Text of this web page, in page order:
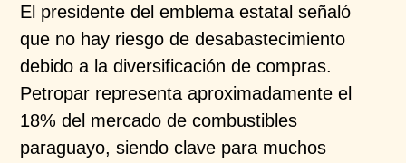
El presidente del emblema estatal señaló
que no hay riesgo de desabastecimiento
debido a la diversificaciónde compras.
Petropar representa aproximadamente el
18% del mercado de combustibles
paraguayo, siendoclave para muchos